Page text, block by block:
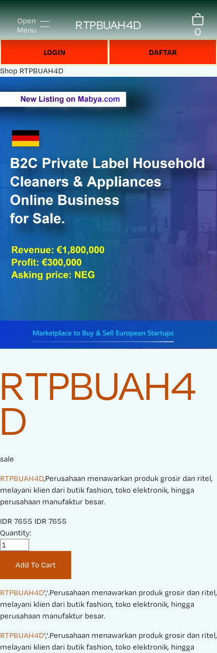
Open
Menu
RTPBUAH4D 0
LOGIN DAFTAR
Shop RTPBUAH4D
RTPBUAH4
D
sale
RTPBUAH4D,Perusahaan menawarkan produk grosir dan ritel,
melayani klien dari butik fashion, toko elektronik, hingga
perusahaan manufaktur besar.
S
a
r
i
c
e
IDR 7655 O
i
n
a
l
P
i
c
IDR 7655
Quantity:
Add To Cart
RTPBUAH4D','.Perusahaan menawarkan produk grosir dan ritel,
melayani klien dari butik fashion, toko elektronik, hingga
perusahaan manufaktur besar.
RTPBUAH4D','.Perusahaan menawarkan produk grosir dan ritel,
melayani klien dari butik fashion, toko elektronik, hingga